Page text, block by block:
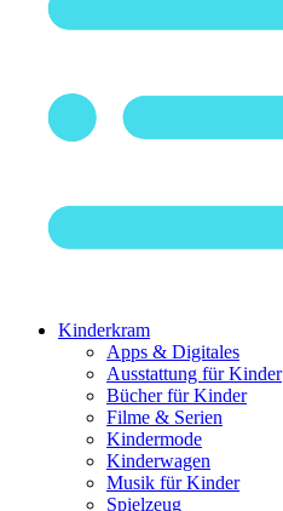
Kinderkram
Apps & Digitales
Ausstattung für Kinder
Bücher für Kinder
Filme & Serien
Kindermode
Kinderwagen
Musik für Kinder
Spielzeug